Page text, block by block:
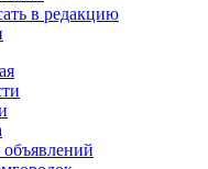
в редакцию
объявлений